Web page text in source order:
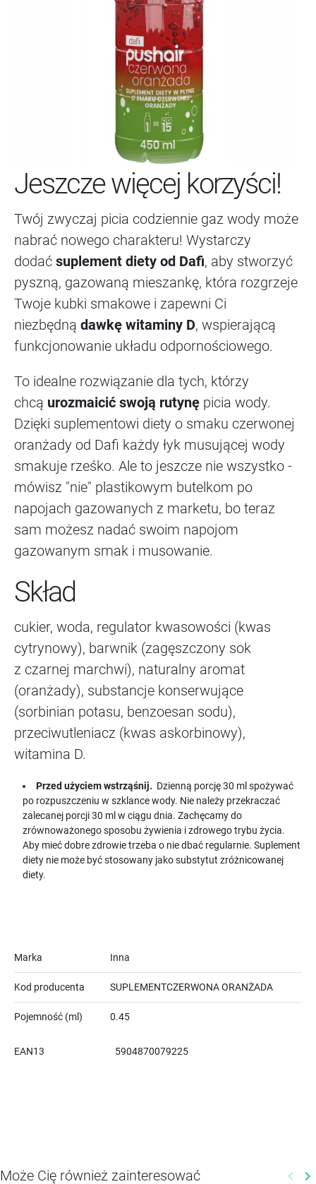
Jeszcze więcej korzyści!
Twój zwyczaj picia codziennie gaz wody może
nabrać nowego charakteru! Wystarczy
dodać suplement diety od Dafi, aby stworzyć
pyszną, gazowaną mieszankę, która rozgrzeje
Twoje kubki smakowe i zapewni Ci
niezbędną dawkę witaminy D, wspierającą
funkcjonowanie układu odpornościowego.
To idealne rozwiązanie dla tych, którzy
chcą urozmaicić swoją rutynę picia wody.
Dzięki suplementowi diety o smaku czerwonej
oranżady od Dafi każdy łyk musującej wody
smakuje rześko. Ale to jeszcze nie wszystko -
mówisz "nie" plastikowym butelkom po
napojach gazowanych z marketu, bo teraz
sam możesz nadać swoim napojom
gazowanym smak i musowanie.
Skład
cukier, woda, regulator kwasowości (kwas
cytrynowy), barwnik (zagęszczony sok
z czarnej marchwi), naturalny aromat
(oranżady), substancje konserwujące
(sorbinian potasu, benzoesan sodu),
przeciwutleniacz (kwas askorbinowy),
witamina D.
Przed użyciem wstrząśnij. Dzienną porcję 30 ml spożywać
po rozpuszczeniu w szklance wody. Nie należy przekraczać
zalecanej porcji 30 ml w ciągu dnia. Zachęcamy do
zrównoważonego sposobu żywienia i zdrowego trybu życia.
Aby mieć dobre zdrowie trzeba o nie dbać regularnie. Suplement
diety nie może być stosowany jako substytut zróżnicowanej
diety.
Marka Inna
Kod producenta SUPLEMENTCZERWONA ORANŻADA
Pojemność (ml) 0.45
EAN13 5904870079225
Może Cię również zainteresować keyboard_arrow_left keyboard_arrow_right